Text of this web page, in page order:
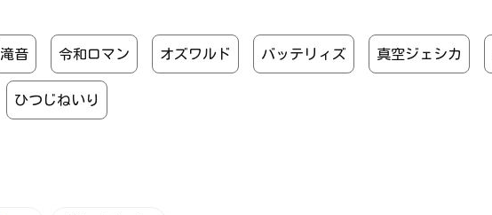
滝音 令和ロマン オズワルド バッテリィズ 真空ジェシカ
ひつじねいり